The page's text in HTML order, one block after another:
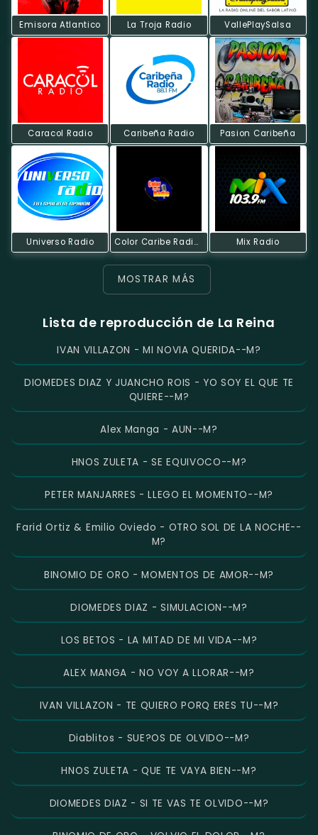
Emisora Atlantico La Troja Radio VallePlaySalsa
Caracol Radio Caribeña Radio Pasion Caribeña
Universo Radio Color Caribe Radio Online-Carnavaleando Stereo Mix Radio
MOSTRAR MÁS
Lista de reproducción de La Reina
IVAN VILLAZON - MI NOVIA QUERIDA--M?
DIOMEDES DIAZ Y JUANCHO ROIS - YO SOY EL QUE TE
QUIERE--M?
Alex Manga - AUN--M?
HNOS ZULETA - SE EQUIVOCO--M?
PETER MANJARRES - LLEGO EL MOMENTO--M?
Farid Ortiz & Emilio Oviedo - OTRO SOL DE LA NOCHE--
M?
BINOMIO DE ORO - MOMENTOS DE AMOR--M?
DIOMEDES DIAZ - SIMULACION--M?
LOS BETOS - LA MITAD DE MI VIDA--M?
ALEX MANGA - NO VOY A LLORAR--M?
IVAN VILLAZON - TE QUIERO PORQ ERES TU--M?
Diablitos - SUE?OS DE OLVIDO--M?
HNOS ZULETA - QUE TE VAYA BIEN--M?
DIOMEDES DIAZ - SI TE VAS TE OLVIDO--M?